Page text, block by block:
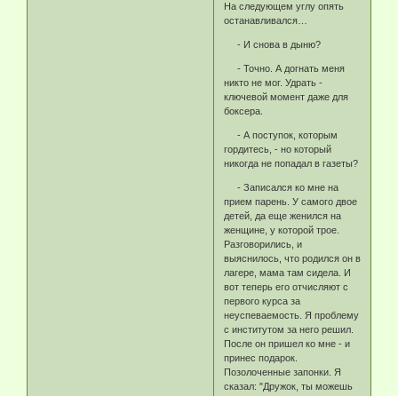
На следующем углу опять
останавливался…
- И снова в дыню?
- Точно. А догнать меня
никто не мог. Удрать -
ключевой момент даже для
боксера.
- А поступок, которым
гордитесь, - но который
никогда не попадал в газеты?
- Записался ко мне на
прием парень. У самого двое
детей, да еще женился на
женщине, у которой трое.
Разговорились, и
выяснилось, что родился он в
лагере, мама там сидела. И
вот теперь его отчисляют с
первого курса за
неуспеваемость. Я проблему
с институтом за него решил.
После он пришел ко мне - и
принес подарок.
Позолоченные запонки. Я
сказал: "Дружок, ты можешь